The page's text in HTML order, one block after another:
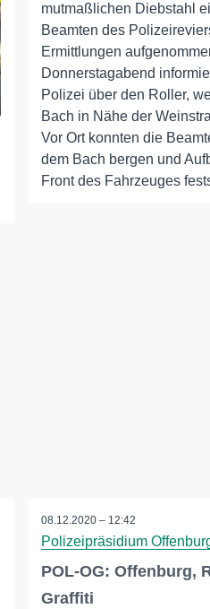
mutmaßlichen Diebstahl
Beamten des
Ermittlungen
Donnerstagabend
Polizei über den Roller,
Bach in Nähe der
Vor Ort konnten die
dem Bach bergen und
Front des Fahrzeuges
08.12.2020 – 12:42
Polizeipräsidium
POL-OG: Offenburg,
Graffiti